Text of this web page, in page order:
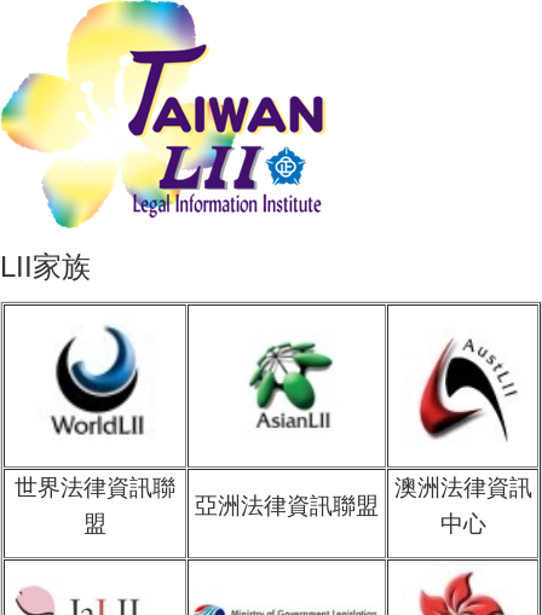
LII家族
世界法律資訊聯
盟
亞洲法律資訊聯盟
澳洲法律資訊
中心